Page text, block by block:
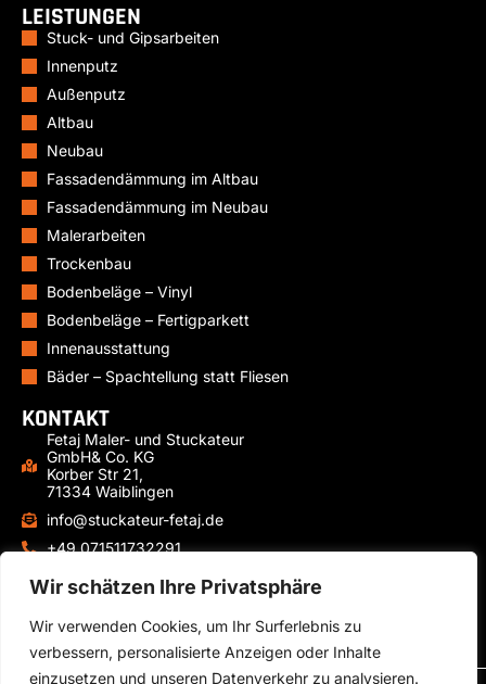
Wir schätzen Ihre Privatsphäre
Wir verwenden Cookies, um Ihr Surferlebnis zu
verbessern, personalisierte Anzeigen oder Inhalte
einzusetzen und unseren Datenverkehr zu analysieren.
LEISTUNGEN
Stuck- und Gipsarbeiten
Innenputz
Außenputz
Altbau
Neubau
Fassadendämmung im Altbau
Fassadendämmung im Neubau
Malerarbeiten
Trockenbau
Bodenbeläge – Vinyl
Bodenbeläge – Fertigparkett
Innenausstattung
Bäder – Spachtellung statt Fliesen
KONTAKT
Fetaj Maler- und Stuckateur
GmbH& Co. KG
Korber Str 21,
71334 Waiblingen
info@stuckateur-fetaj.de
+49 071511732291
+49 15771491238